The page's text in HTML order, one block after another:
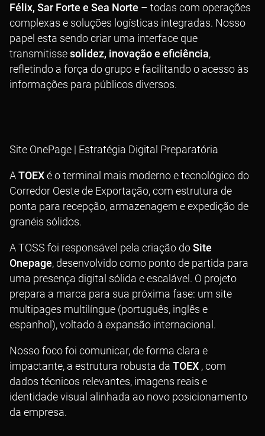
Félix, Sar Forte e Sea Norte – todas com operações
complexas e soluções logísticas integradas. Nosso
papel esta sendo criar uma interface que
transmitissesolidez, inovação e eficiência,
refletindo a força do grupo e facilitando o acesso às
informações para públicos diversos.
Site OnePage | Estratégia Digital Preparatória
ATOEX é o terminal mais moderno e tecnológico do
Corredor Oeste de Exportação, com estrutura de
ponta para recepção, armazenagem e expedição de
granéis sólidos.
A TOSS foi responsável pela criação doSite
Onepage, desenvolvido como ponto de partida para
uma presença digital sólida e escalável. O projeto
prepara a marca para sua próxima fase: um site
multipages multilíngue (português, inglês e
espanhol), voltado à expansão internacional.
Nosso foco foi comunicar, de forma clara e
impactante, a estrutura robusta daTOEX , com
dados técnicos relevantes, imagens reais e
identidade visual alinhada ao novo posicionamento
da empresa.